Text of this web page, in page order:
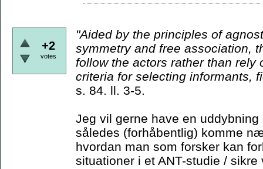
+2
votes
"Aided by the principles of
symmetry and free association,
follow the actors rather than rely
criteria for selecting informants,
s. 84. ll. 3-5.
Jeg vil gerne have en
således (forhåbentlig) komme
hvordan man som forsker kan
situationer i et ANT-studie /